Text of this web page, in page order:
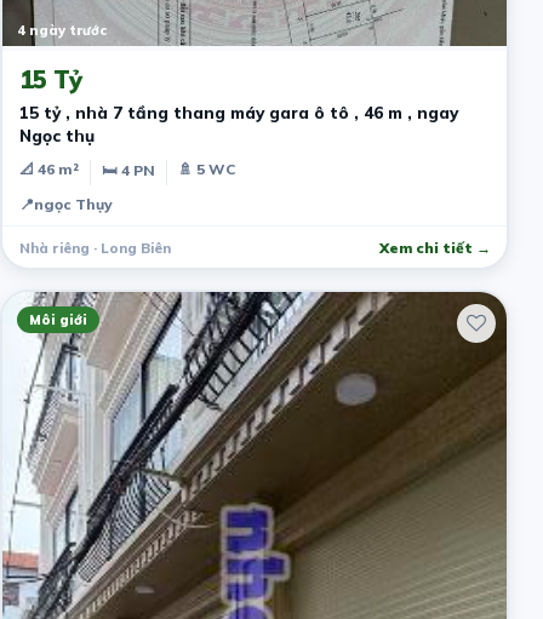
4 ngày trước
15 Tỷ
15 tỷ , nhà 7 tầng thang máy gara ô tô , 46 m , ngay
Ngọc thụ
📐 46 m² 🛏 4 PN
🚿 5 WC
📍ngọc Thụy
Nhà riêng · Long Biên Xem chi tiết →
Môi giới